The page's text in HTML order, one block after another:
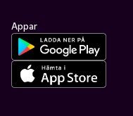
Appar